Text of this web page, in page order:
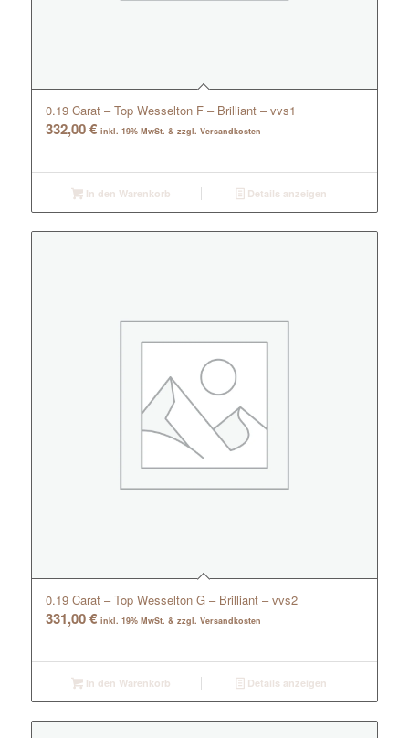
0.19 Carat – Top Wesselton F – Brilliant – vvs1
332,00€ inkl. 19% MwSt. & zzgl. Versandkosten
In den Warenkorb Details anzeigen
0.19 Carat – Top Wesselton G – Brilliant – vvs2
331,00€ inkl. 19% MwSt. & zzgl. Versandkosten
In den Warenkorb Details anzeigen